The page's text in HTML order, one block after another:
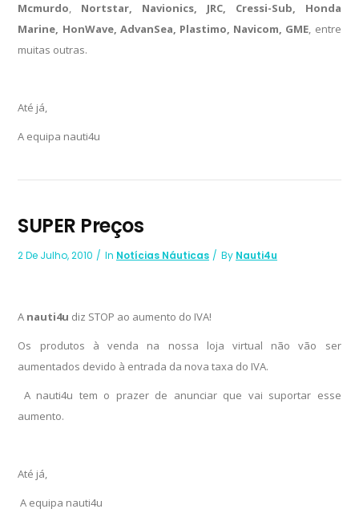
Mcmurdo, Nortstar, Navionics, JRC, Cressi-Sub, Honda
Marine, HonWave, AdvanSea, Plastimo, Navicom, GME, entre
muitas outras.
Até já,
A equipa nauti4u
SUPER Preços
2 De Julho, 2010 In Notícias Náuticas By Nauti4u
A nauti4u diz STOP ao aumento do IVA!
Os produtos à venda na nossa loja virtual não vão ser
aumentados devido à entrada da nova taxa do IVA.
A nauti4u tem o prazer de anunciar que vai suportar esse
aumento.
Até já,
A equipa nauti4u